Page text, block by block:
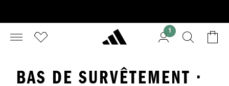
1
BAS DE SURVÊTEMENT ·